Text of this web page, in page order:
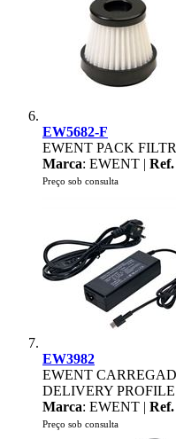
EW5682-F
EWENT PACK
Marca: EWENT |
Preço sob consulta
EW3982
EWENT
DELIVERY
Marca: EWENT |
Preço sob consulta